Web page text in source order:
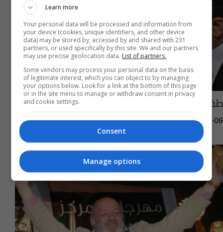
طفل باكستاني يبلغ 9 أشهر...أصبح مجرماً
03:44 | 2014-04-09
Learn more
Your personal data will be processed and information from
your device (cookies, unique identifiers, and other device
data) may be stored by, accessed by and shared with 231
partners, or used specifically by this site. We and our partners
may use precise geolocation data. List of partners.
Some vendors may process your personal data on the basis
of legitimate interest, which you can object to by managing
your options below. Look for a link at the bottom of this page
or in the site menu to manage or withdraw consent in privacy
and cookie settings.
Consent
Manage options